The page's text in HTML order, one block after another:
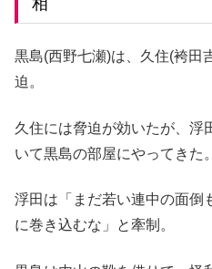
黒島(西野七瀬)は、久住(袴田
迫。
久住には脅迫が効いたが、浮
いて黒島の部屋にやってきた。
浮田は「まだ若い連中の面倒
に巻き込むな」と牽制。